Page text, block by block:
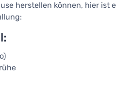
herstellen können, hier ist